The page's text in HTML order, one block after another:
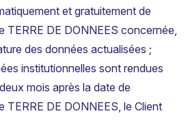
et gratuitement de
TERRE DE DONNEES concernée,
des données actualisées ;
institutionnelles sont rendues
mois après la date de
TERRE DE DONNEES, le Client